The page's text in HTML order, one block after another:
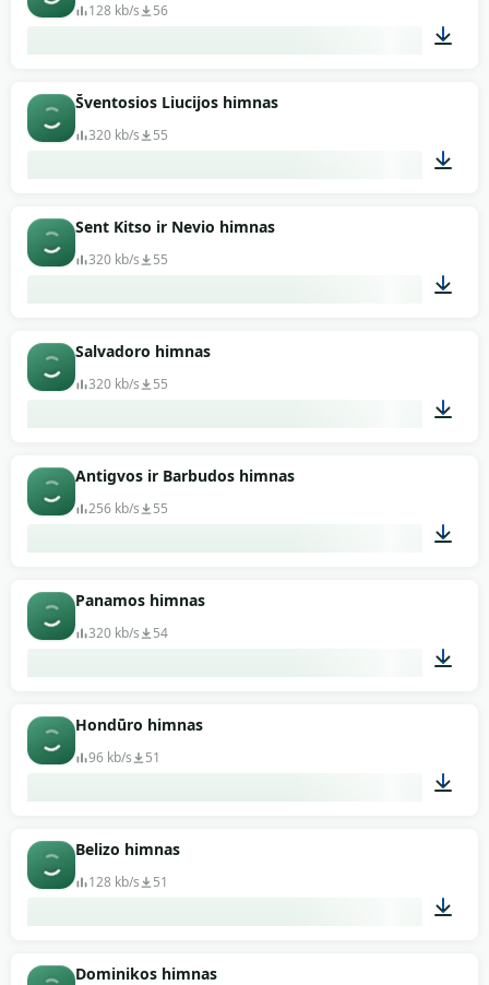
128 kb/s 56
Šventosios Liucijos himnas
320 kb/s 55
Sent Kitso ir Nevio himnas
320 kb/s 55
Salvadoro himnas
320 kb/s 55
Antigvos ir Barbudos himnas
256 kb/s 55
Panamos himnas
320 kb/s 54
Hondūro himnas
96 kb/s 51
Belizo himnas
128 kb/s 51
Dominikos himnas